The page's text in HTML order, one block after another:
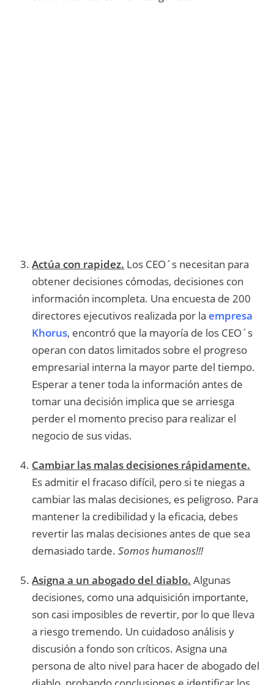
Actúa con rapidez. Los CEO´s necesitan para
obtener decisiones cómodas, decisiones con
información incompleta. Una encuesta de 200
directores ejecutivos realizada por laempresa
Khorus, encontró que la mayoría de los CEO´s
operan con datos limitados sobre el progreso
empresarial interna la mayor parte del tiempo.
Esperar a tener toda la información antes de
tomar una decisión implica que se arriesga
perder el momento preciso para realizar el
negocio de sus vidas.
Cambiar las malas decisiones rápidamente.
Es admitir el fracaso difícil, pero si te niegas a
cambiar las malas decisiones, es peligroso. Para
mantener la credibilidad y la eficacia, debes
revertir las malas decisiones antes de que sea
demasiado tarde.Somos humanos!!!
Asigna a un abogado del diablo. Algunas
decisiones, como una adquisición importante,
son casi imposibles de revertir, por lo que lleva
a riesgo tremendo. Un cuidadoso análisis y
discusión a fondo son críticos. Asigna una
persona de alto nivel para hacer de abogado del